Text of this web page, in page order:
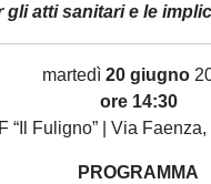
atti sanitari e le
martedì 20 giugno
ore 14:30
“Il Fuligno” | Via
PROGRAMMA